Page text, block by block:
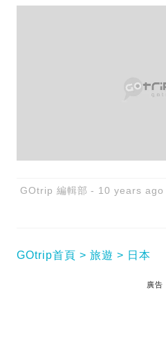
GOtrip 編輯部 10 years ago
GOtrip首頁 旅遊 日本
廣告